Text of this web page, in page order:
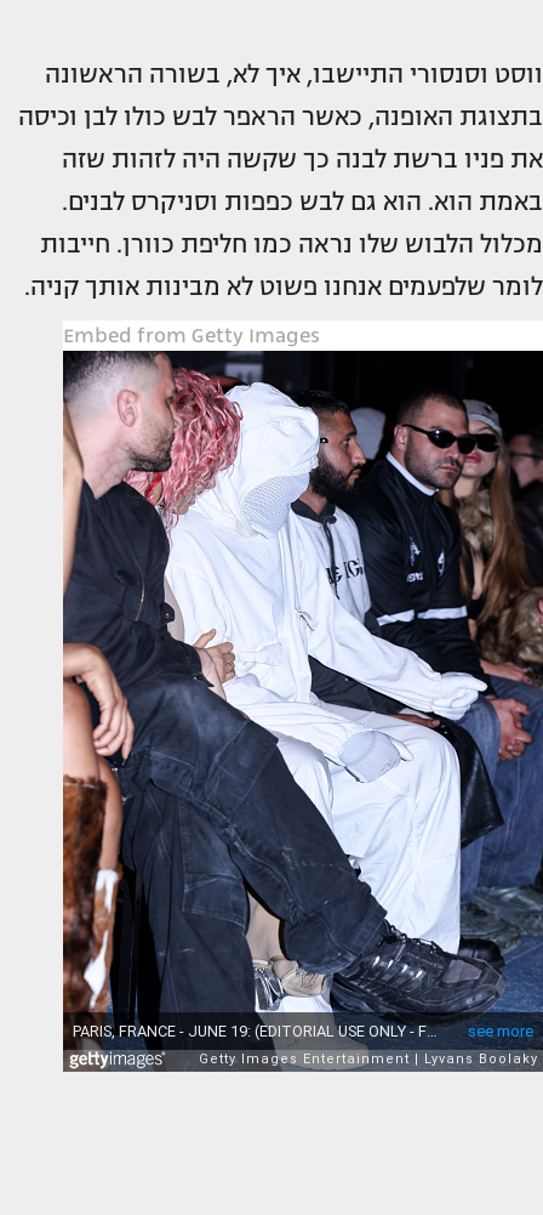
ווסט וסנסורי התיישבו, איך לא, בשורה הראשונה
בתצוגת האופנה, כאשר הראפר לבש כולו לבן וכיסה
את פניו ברשת לבנה כך שקשה היה לזהות שזה
באמת הוא. הוא גם לבש כפפות וסניקרס לבנים.
מכלול הלבוש שלו נראה כמו חליפת כוורן. חייבות
לומר שלפעמים אנחנו פשוט לא מבינות אותך קניה.
Embed from Getty Images